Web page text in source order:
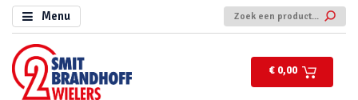
Menu
€ 0,00